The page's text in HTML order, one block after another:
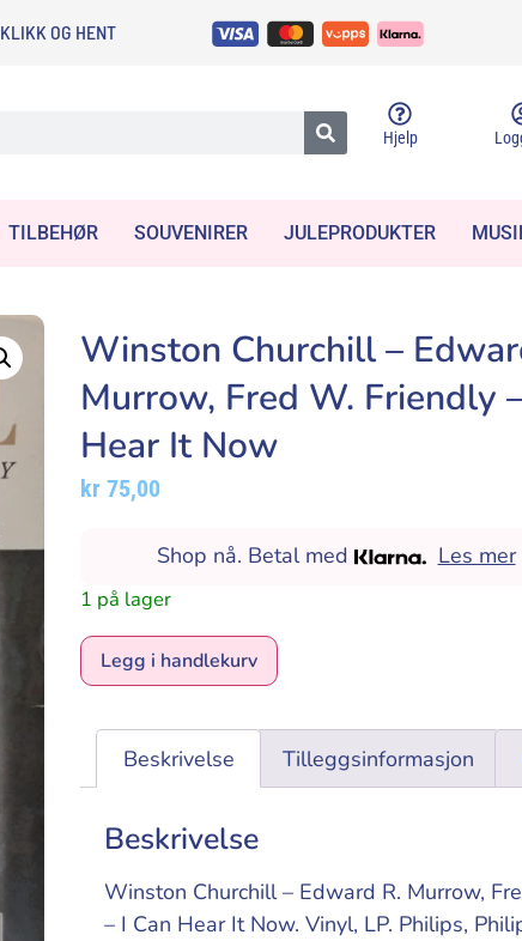
KLIKK OG HENT
Hjelp
TILBEHØR SOUVENIRER JULEPRODUKTER
Winston Churchill –
Murrow, Fred W. Friendly
Hear It Now
kr 75,00
Shop nå. Betal med Les mer
1 på lager
Legg i handlekurv
Beskrivelse Tilleggsinformasjon
Beskrivelse
Winston Churchill – Edward R. Murrow,
– I Can Hear It Now. Vinyl, LP. Philips,